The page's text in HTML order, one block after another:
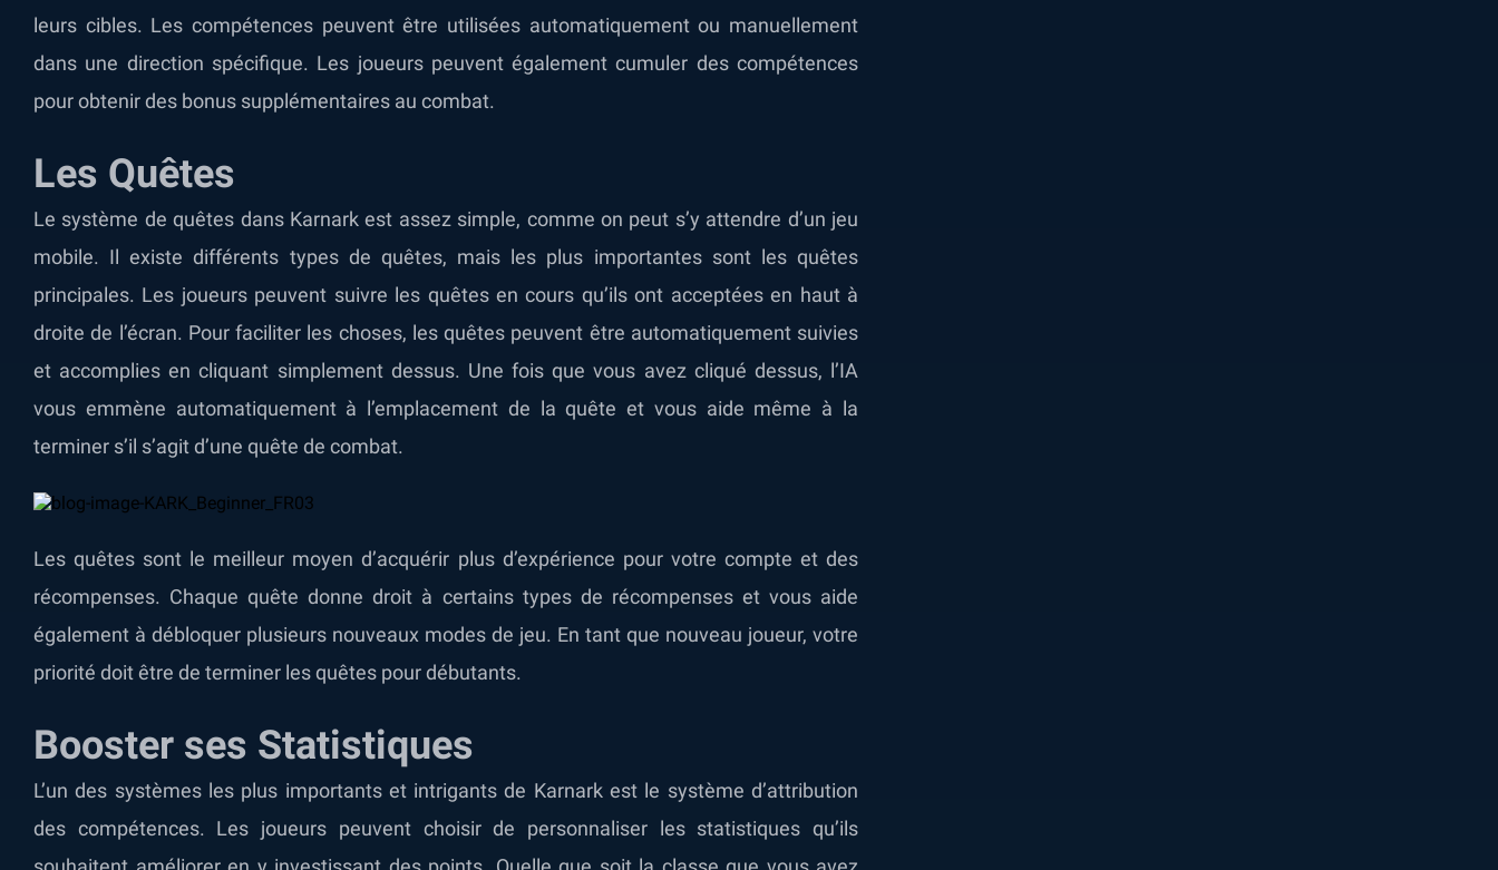
leurs cibles. Les compétences peuvent être utilisées automatiquement ou manuellement
dans une direction spécifique. Les joueurs peuvent également cumuler des compétences
pour obtenir des bonus supplémentaires au combat.
Les Quêtes
Le système de quêtes dans Karnark est assez simple, comme on peut s’y attendre d’un jeu
mobile. Il existe différents types de quêtes, mais les plus importantes sont les quêtes
principales. Les joueurs peuvent suivre les quêtes en cours qu’ils ont acceptées en haut à
droite de l’écran. Pour faciliter les choses, les quêtes peuvent être automatiquement suivies
et accomplies en cliquant simplement dessus. Une fois que vous avez cliqué dessus, l’IA
vous emmène automatiquement à l’emplacement de la quête et vous aide même à la
terminer s’il s’agit d’une quête de combat.
Les quêtes sont le meilleur moyen d’acquérir plus d’expérience pour votre compte et des
récompenses. Chaque quête donne droit à certains types de récompenses et vous aide
également à débloquer plusieurs nouveaux modes de jeu. En tant que nouveau joueur, votre
priorité doit être de terminer les quêtes pour débutants.
Booster ses Statistiques
L’un des systèmes les plus importants et intrigants de Karnark est le système d’attribution
des compétences. Les joueurs peuvent choisir de personnaliser les statistiques qu’ils